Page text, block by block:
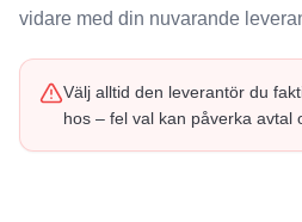
vidare med din nuvarande
Välj alltid den leverantör du
hos – fel val kan påverka avtal